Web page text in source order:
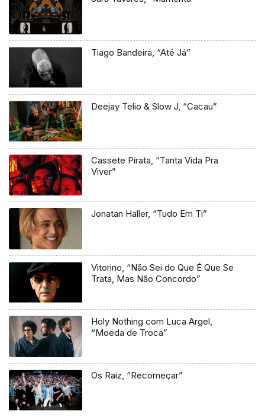
Tiago Bandeira, “Até Já”
Deejay Telio & Slow J, “Cacau”
Cassete Pirata, “Tanta Vida Pra
Viver”
Jonatan Haller, “Tudo Em Ti”
Vitorino, “Não Sei do Que É Que Se
Trata, Mas Não Concordo”
Holy Nothing com Luca Argel,
“Moeda de Troca”
Os Raiz, “Recomeçar”